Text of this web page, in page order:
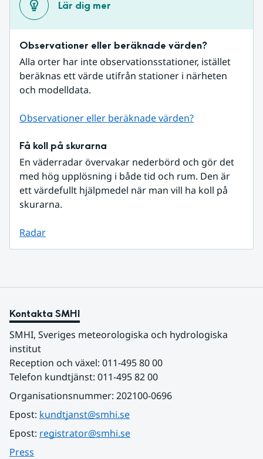
Lär dig mer
Observationer eller beräknade värden?
Alla orter har inte observationsstationer, istället
beräknas ett värde utifrån stationer i närheten
och modelldata.
Observationer eller beräknade värden?
Få koll på skurarna
En väderradar övervakar nederbörd och gör det
med hög upplösning i både tid och rum. Den är
ett värdefullt hjälpmedel när man vill ha koll på
skurarna.
Radar
Kontakta SMHI
SMHI, Sveriges meteorologiska och hydrologiska
institut
Reception och växel: 011-495 80 00
Telefon kundtjänst: 011-495 82 00
Organisationsnummer: 202100-0696
Epost: kundtjanst@smhi.se
Epost: registrator@smhi.se
Press